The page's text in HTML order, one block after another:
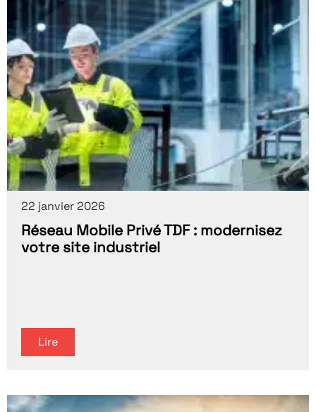
22 janvier 2026
Réseau Mobile Privé TDF : modernisez
votre site industriel
Lire